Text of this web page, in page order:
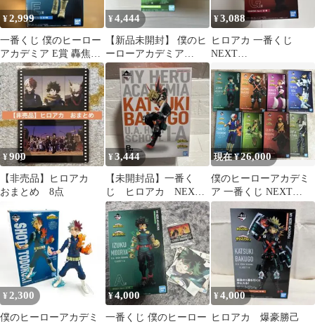
¥2,999
一番くじ 僕のヒーロー
アカデミア E賞 轟焦凍
フィギュア
¥4,444
【新品未開封】 僕のヒ
ーローアカデミア
NEXT GENERATIONS
F賞
¥3,088
ヒロアカ 一番くじ
NEXT
GENERATIONS!! G賞
切島鋭児郎
¥900
【非売品】ヒロアカ
おまとめ 8点
¥3,444
【未開封品】一番く
じ ヒロアカ NEXT
GENERATIONS B賞
爆豪勝己
現在 ¥26,000
僕のヒーローアカデミ
ア 一番くじ NEXT
GENERATIONS!!
¥ 2,300
僕のヒーローアカデミ
¥4,000
一番くじ 僕のヒーロー
¥4,000
ヒロアカ 爆豪勝己